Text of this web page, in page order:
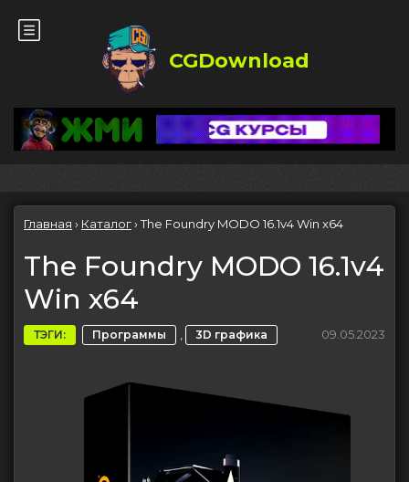
CGDownload
Главная › Каталог›The Foundry MODO 16.1v4 Win x64
The Foundry MODO 16.1v4
Win x64
ТЭГИ: Программы , 3D графика 09.05.2023